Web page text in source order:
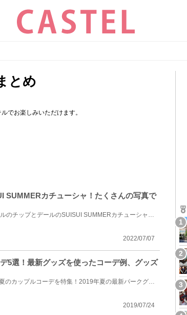
とめ
でお楽しみいただけます。
SUMMERカチューシャ！たくさんの写真で
2022年7月7日(木)に発売されたチップとデールのチップとデールのSUISUI SUMMERカチューシャ！夏ならでは...
2022/07/07
5選！最新グッズを使ったコーデ例、グッズ
ユニバーサルスタジオジャパンで楽しみたい夏のカップルコーデを特集！2019年夏の最新パークグッズを使...
2019/07/24